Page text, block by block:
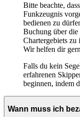
Bitte beachte,
Funkzeugnis
bedienen zu
Buchung über
Chartergebiets zu
Wir helfen dir
Falls du kein
erfahrenen
beginnen, indem
Wann muss ich